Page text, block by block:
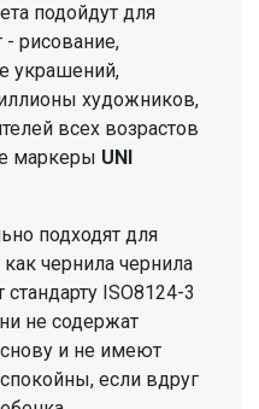
подойдут для
рисование,
украшений,
художников,
всех возрастов
маркеры UNI
подходят для
как чернила чернила
ISO8124-3
не содержат
и не имеют
если вдруг